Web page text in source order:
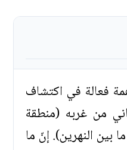
فعالة في اكتشاف
من غربه (منطقة
بين النهرين). إنّ ما